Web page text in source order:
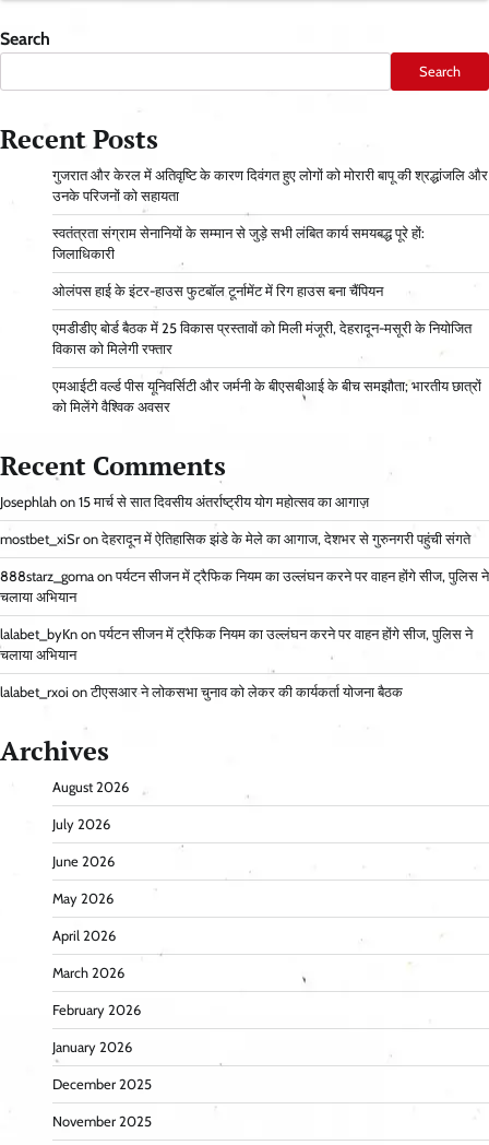
Search
Search
Recent Posts
गुजरात और केरल में अतिवृष्टि के कारण दिवंगत हुए लोगों को मोरारी बापू की श्रद्धांजलि और
उनके परिजनों को सहायता
स्वतंत्रता संग्राम सेनानियों के सम्मान से जुड़े सभी लंबित कार्य समयबद्ध पूरे हों:
जिलाधिकारी
ओलंपस हाई के इंटर-हाउस फुटबॉल टूर्नामेंट में रिग हाउस बना चैंपियन
एमडीडीए बोर्ड बैठक में 25 विकास प्रस्तावों को मिली मंजूरी, देहरादून-मसूरी के नियोजित
विकास को मिलेगी रफ्तार
एमआईटी वर्ल्ड पीस यूनिवर्सिटी और जर्मनी के बीएसबीआई के बीच समझौता; भारतीय छात्रों
को मिलेंगे वैश्विक अवसर
Recent Comments
Josephlah on 15 मार्च से सात दिवसीय अंतर्राष्ट्रीय योग महोत्सव का आगाज़
mostbet_xiSr onदेहरादून में ऐतिहासिक झंडे के मेले का आगाज, देशभर से गुरुनगरी पहुंची संगते
888starz_goma onपर्यटन सीजन में ट्रैफिक नियम का उल्लंघन करने पर वाहन होंगे सीज, पुलिस ने
चलाया अभियान
lalabet_byKn onपर्यटन सीजन में ट्रैफिक नियम का उल्लंघन करने पर वाहन होंगे सीज, पुलिस ने
चलाया अभियान
lalabet_rxoi onटीएसआर ने लोकसभा चुनाव को लेकर की कार्यकर्ता योजना बैठक
Archives
August 2026
July 2026
June 2026
May 2026
April 2026
March 2026
February 2026
January 2026
December 2025
November 2025